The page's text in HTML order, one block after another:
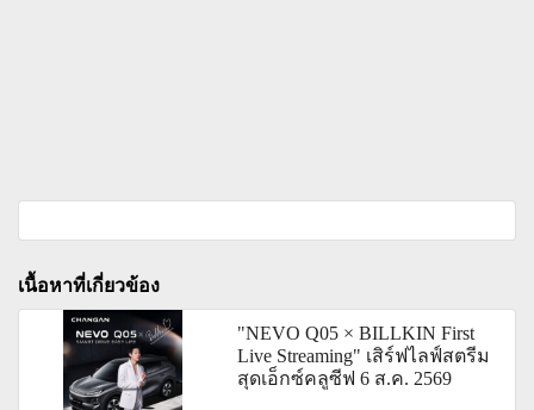
เนื้อหาที่เกี่ยวข้อง
"NEVO Q05 × BILLKIN First
Live Streaming" เสิร์ฟไลฟ์สตรีม
สุดเอ็กซ์คลูซีฟ 6 ส.ค. 2569